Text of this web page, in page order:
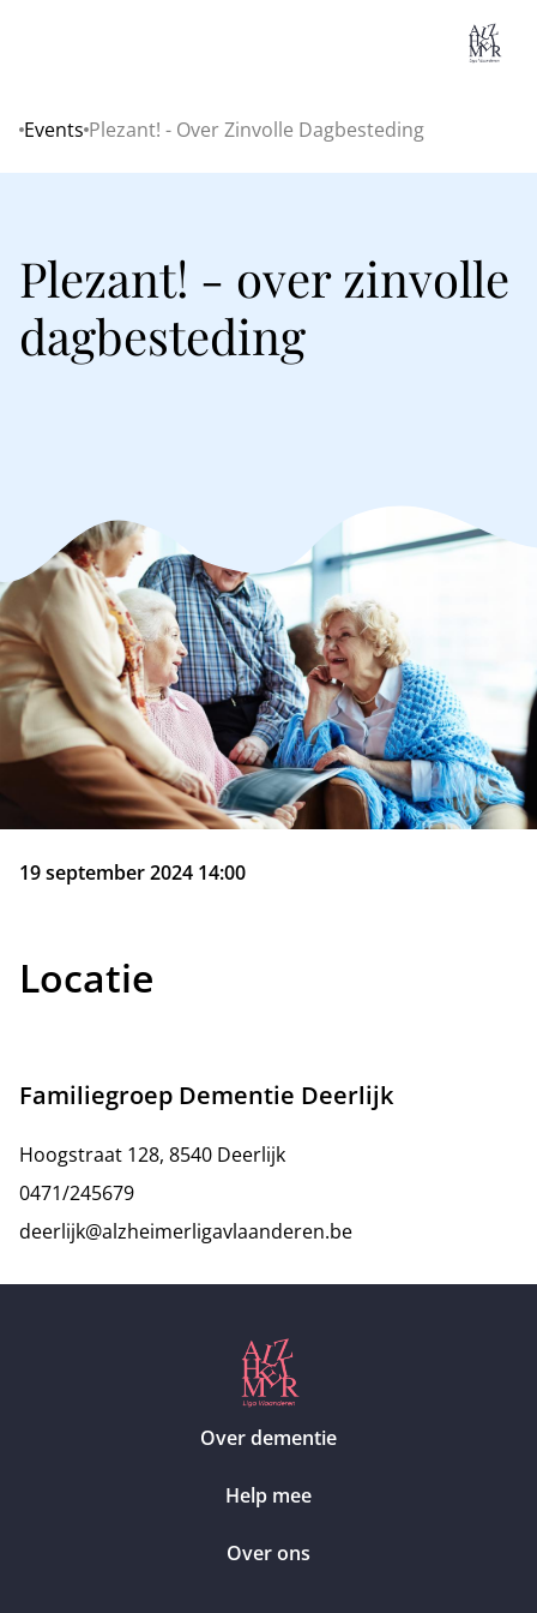
Home
Events Plezant! - Over Zinvolle Dagbesteding
Plezant! - over zinvolle
dagbesteding
19 september 2024 14:00
Locatie
Familiegroep Dementie Deerlijk
Hoogstraat 128, 8540 Deerlijk
0471/245679
deerlijk@alzheimerligavlaanderen.be
Over dementie
Help mee
Over ons